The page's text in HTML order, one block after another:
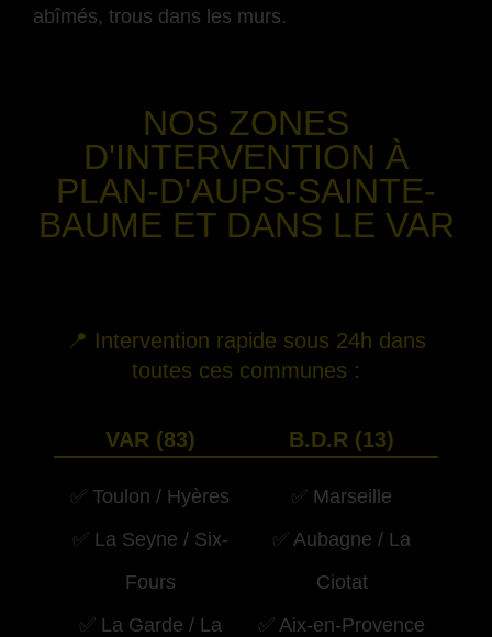
abîmés, trous dans les murs.
NOS ZONES
D'INTERVENTION À
PLAN-D'AUPS-SAINTE-
BAUME ET DANS LE VAR
📍 Intervention rapide sous 24h dans
toutes ces communes :
VAR (83)
✅ Toulon / Hyères
✅ La Seyne / Six-
Fours
✅ La Garde / La
B.D.R (13)
✅ Marseille
✅ Aubagne / La
Ciotat
✅ Aix-en-Provence